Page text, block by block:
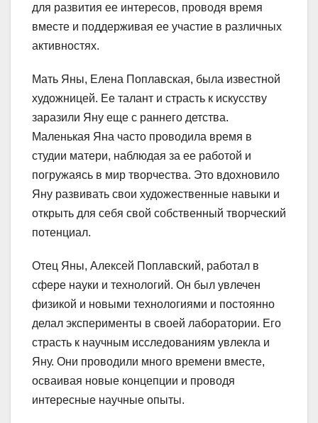
для развития ее интересов, проводя время
вместе и поддерживая ее участие в различных
активностях.
Мать Яны, Елена Поплавская, была известной
художницей. Ее талант и страсть к искусству
заразили Яну еще с раннего детства.
Маленькая Яна часто проводила время в
студии матери, наблюдая за ее работой и
погружаясь в мир творчества. Это вдохновило
Яну развивать свои художественные навыки и
открыть для себя свой собственный творческий
потенциал.
Отец Яны, Алексей Поплавский, работал в
сфере науки и технологий. Он был увлечен
физикой и новыми технологиями и постоянно
делал эксперименты в своей лаборатории. Его
страсть к научным исследованиям увлекла и
Яну. Они проводили много времени вместе,
осваивая новые концепции и проводя
интересные научные опыты.